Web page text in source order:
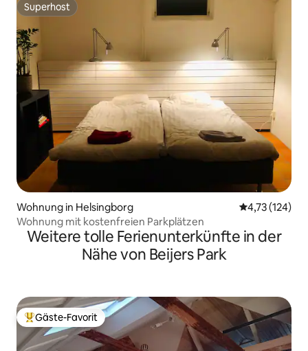
Superhost
Superhost
Wohnung in Helsingborg
4,73 (124)
Wohnung mit kostenfreien Parkplätzen
Weitere tolle Ferienunterkünfte in der
Nähe von Beijers Park
Beliebter Gäste-Favorit.
Gäste-Favorit